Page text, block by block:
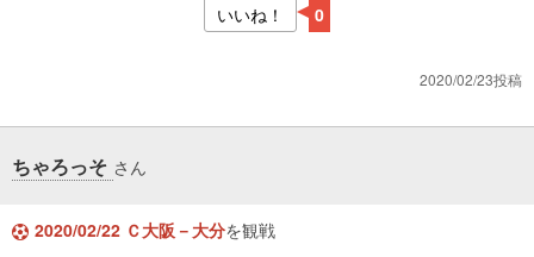
いいね！ 0
2020/02/23投稿
ちゃろっそ さん
2020/02/22 Ｃ大阪－大分を観戦